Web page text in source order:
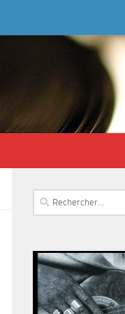
Rechercher :